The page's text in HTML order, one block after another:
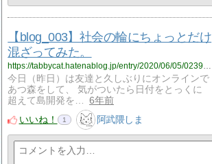
【blog_003】社会の輪にちょっとだけ
混ざってみた。
https://tabbycat.hatenablog.jp/entry/2020/06/05/023903
今日（昨日）は友達と久しぶりにオンラインで
あつ森をして、 気がついたら日付をとっくに
超えて島開発を…
6年前
いいね！
1 阿武隈しま